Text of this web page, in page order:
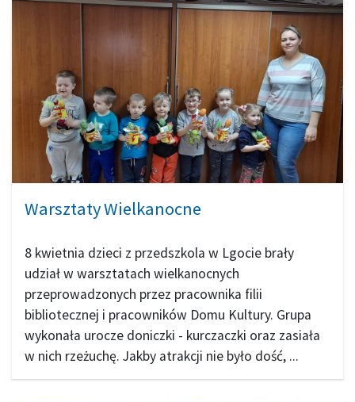
Warsztaty Wielkanocne
8 kwietnia dzieci z przedszkola w Lgocie brały
udział w warsztatach wielkanocnych
przeprowadzonych przez pracownika filii
bibliotecznej i pracowników Domu Kultury. Grupa
wykonała urocze doniczki - kurczaczki oraz zasiała
w nich rzeżuchę. Jakby atrakcji nie było dość, ...